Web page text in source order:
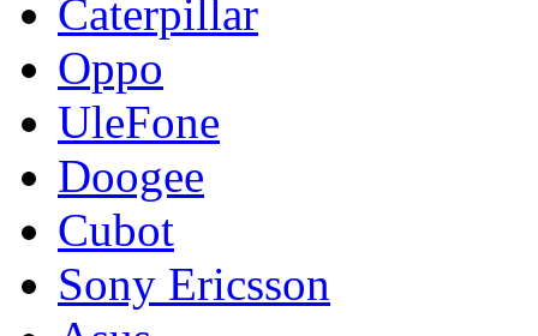
Caterpillar
Oppo
UleFone
Doogee
Cubot
Sony Ericsson